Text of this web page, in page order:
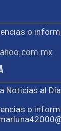
o
Noticias al
o